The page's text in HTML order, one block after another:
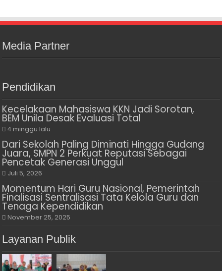
Media Partner
Pendidikan
Kecelakaan Mahasiswa KKN Jadi Sorotan,
BEM Unila Desak Evaluasi Total
4 minggu lalu
Dari Sekolah Paling Diminati Hingga Gudang
Juara, SMPN 2 Perkuat Reputasi Sebagai
Pencetak Generasi Unggul
Juli 5, 2026
Momentum Hari Guru Nasional, Pemerintah
Finalisasi Sentralisasi Tata Kelola Guru dan
Tenaga Kependidikan
November 25, 2025
Layanan Publik